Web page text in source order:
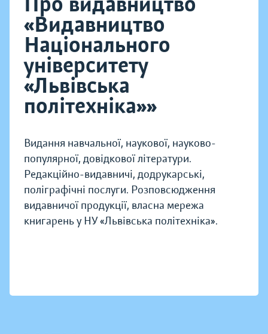
«Видавництво
Національного
університету
«Львівська
політехніка»»
Видання навчальної, наукової, науково-
популярної, довідкової літератури.
Редакційно-видавничі, додрукарські,
поліграфічні послуги. Розповсюдження
видавничої продукції, власна мережа
книгарень у НУ «Львівська політехніка».